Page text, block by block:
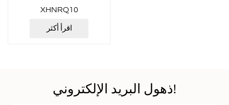
XHNRQ10
اقرأ أكثر
ذهول البريد الإلكتروني!